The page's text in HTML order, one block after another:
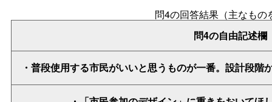
問4の回答結果（主なもの
問4の自由記述欄
・普段使用する市民がいいと思うものが一番。設計段